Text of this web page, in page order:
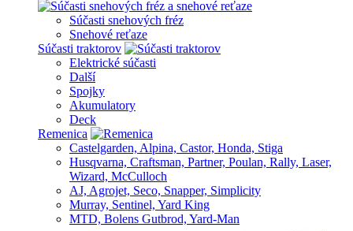
Súčasti snehových fréz
Snehové reťaze
Súčasti traktorov
Elektrické súčasti
Další
Spojky
Akumulatory
Deck
Remenica
Castelgarden, Alpina, Castor, Honda, Stiga
Husqvarna, Craftsman, Partner, Poulan, Rally, Laser,
Wizard, McCulloch
AJ, Agrojet, Seco, Snapper, Simplicity
Murray, Sentinel, Yard King
MTD, Bolens Gutbrod, Yard-Man